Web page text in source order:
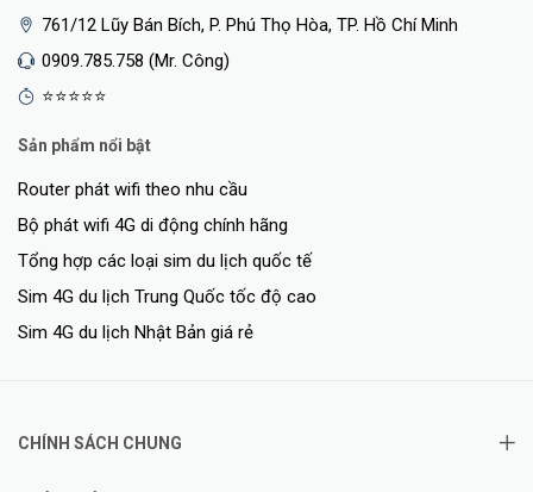
761/12 Lũy Bán Bích, P. Phú Thọ Hòa, TP. Hồ Chí Minh
0909.785.758 (Mr. Công)
⭐⭐⭐⭐⭐
Sản phẩm nổi bật
Router phát wifi theo nhu cầu
Bộ phát wifi 4G di động chính hãng
Tổng hợp các loại sim du lịch quốc tế
Sim 4G du lịch Trung Quốc tốc độ cao
Sim 4G du lịch Nhật Bản giá rẻ
CHÍNH SÁCH CHUNG